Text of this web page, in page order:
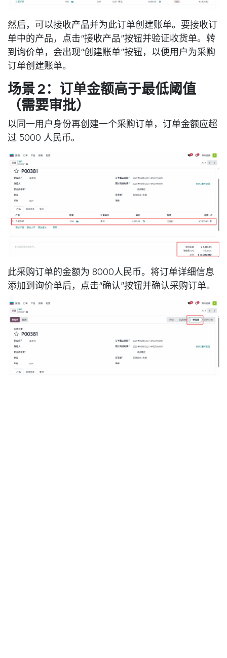
然后，可以接收产品并为此订单创建账单。要接收订
单中的产品，点击“接收产品”按钮并验证收货单。转
到询价单，会出现“创建账单”按钮，以便用户为采购
订单创建账单。
场景 2：订单金额高于最低阈值
（需要审批）
以同一用户身份再创建一个采购订单，订单金额应超
过 5000 人民币。
此采购订单的金额为 8000人民币。将订单详细信息
添加到询价单后，点击“确认”按钮并确认采购订单。